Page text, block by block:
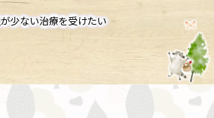
少ない治療を受けたい